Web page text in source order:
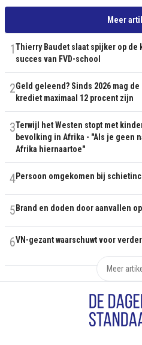
Meer
1Thierry Baudet slaat spijker op de
succes van FVD-school
2Geld geleend? Sinds 2026 mag
krediet maximaal 12 procent zijn
3Terwijl het Westen stopt met
bevolking in Afrika - "Als je geen
Afrika hiernaartoe"
4Persoon omgekomen bij
5 Brand en doden door aanvallen
6VN-gezant waarschuwt voor
Meer